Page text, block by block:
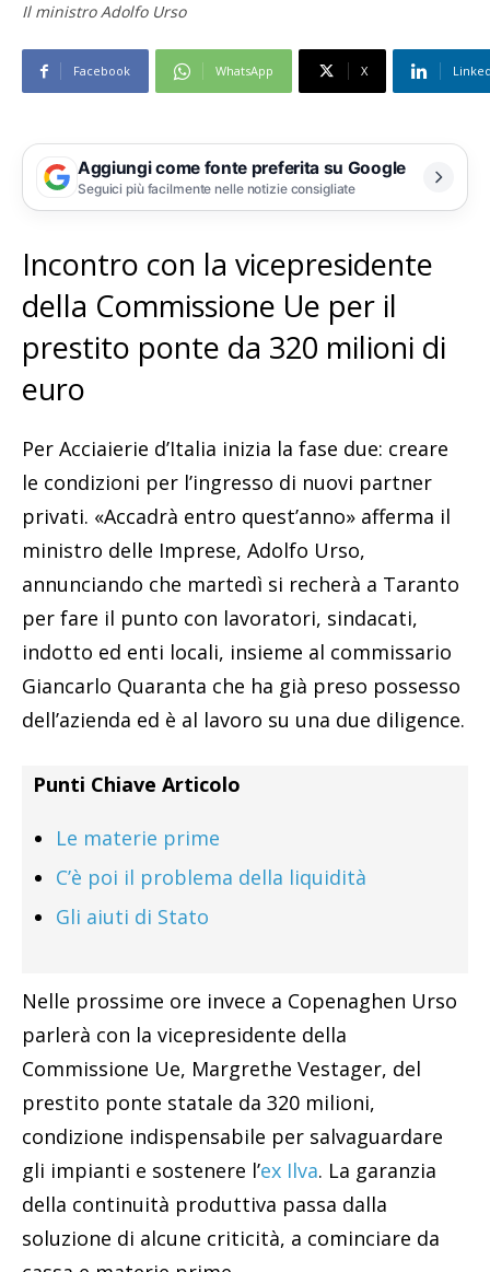
Il ministro Adolfo Urso
Facebook WhatsApp X
Aggiungi come fonte preferita su Google
Seguici più facilmente nelle notizie consigliate
Incontro con la vicepresidente
della Commissione Ue per il
prestito ponte da 320 milioni di
euro
Per Acciaierie d’Italia inizia la fase due: creare
le condizioni per l’ingresso di nuovi partner
privati. «Accadrà entro quest’anno» afferma il
ministro delle Imprese, Adolfo Urso,
annunciando che martedì si recherà a Taranto
per fare il punto con lavoratori, sindacati,
indotto ed enti locali, insieme al commissario
Giancarlo Quaranta che ha già preso possesso
dell’azienda ed è al lavoro su una due diligence.
Punti Chiave Articolo
Le materie prime
C’è poi il problema della liquidità
Gli aiuti di Stato
Nelle prossime ore invece a Copenaghen Urso
parlerà con la vicepresidente della
Commissione Ue, Margrethe Vestager, del
prestito ponte statale da 320 milioni,
condizione indispensabile per salvaguardare
gli impianti e sostenere l’ex Ilva. La garanzia
della continuità produttiva passa dalla
soluzione di alcune criticità, a cominciare da